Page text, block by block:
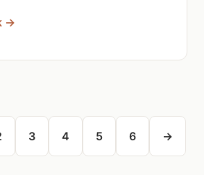
→
3 4 5 6 →